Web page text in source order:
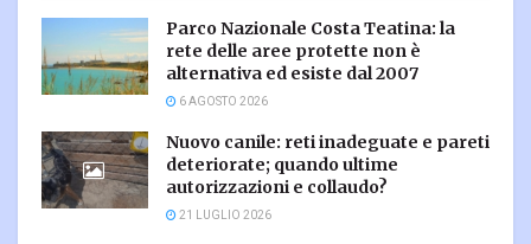
Parco Nazionale Costa Teatina: la
rete delle aree protette non è
alternativa ed esiste dal 2007
6 AGOSTO 2026
Nuovo canile: reti inadeguate e pareti
deteriorate; quando ultime
autorizzazioni e collaudo?
21 LUGLIO 2026